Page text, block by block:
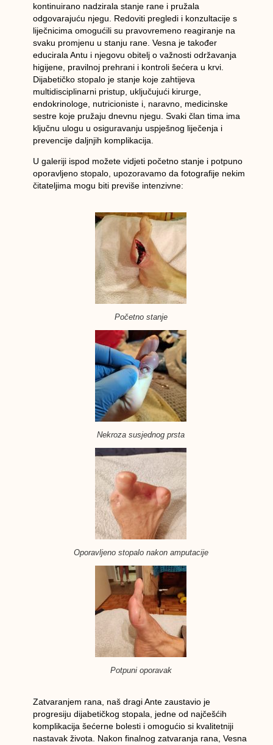
kontinuirano nadzirala stanje rane i pružala
odgovarajuću njegu. Redoviti pregledi i konzultacije s
liječnicima omogućili su pravovremeno reagiranje na
svaku promjenu u stanju rane. Vesna je također
educirala Antu i njegovu obitelj o važnosti održavanja
higijene, pravilnoj prehrani i kontroli šećera u krvi.
Dijabetičko stopalo je stanje koje zahtijeva
multidisciplinarni pristup, uključujući kirurge,
endokrinologe, nutricioniste i, naravno, medicinske
sestre koje pružaju dnevnu njegu. Svaki član tima ima
ključnu ulogu u osiguravanju uspješnog liječenja i
prevencije daljnjih komplikacija.
U galeriji ispod možete vidjeti početno stanje i potpuno
oporavljeno stopalo, upozoravamo da fotografije nekim
čitateljima mogu biti previše intenzivne:
Početno stanje
Nekroza susjednog prsta
Oporavljeno stopalo nakon amputacije
Potpuni oporavak
Zatvaranjem rana, naš dragi Ante zaustavio je
progresiju dijabetičkog stopala, jedne od najčešćih
komplikacija šećerne bolesti i omogućio si kvalitetniji
nastavak života. Nakon finalnog zatvaranja rana, Vesna